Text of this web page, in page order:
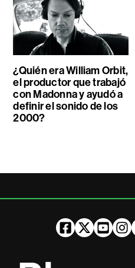
¿Quién era William Orbit,
el productor que trabajó
con Madonna y ayudó a
definir el sonido de los
2000?